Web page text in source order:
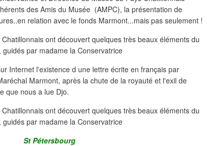
des Amis du Musée (AMPC), la présentation de
relation avec le fonds Marmont...mais pas seulement !
Internet l'existence d une lettre écrite en français par
Marmont, après la chute de la royauté et l'exil de
que nous a lue Djo.
St Pétersbourg